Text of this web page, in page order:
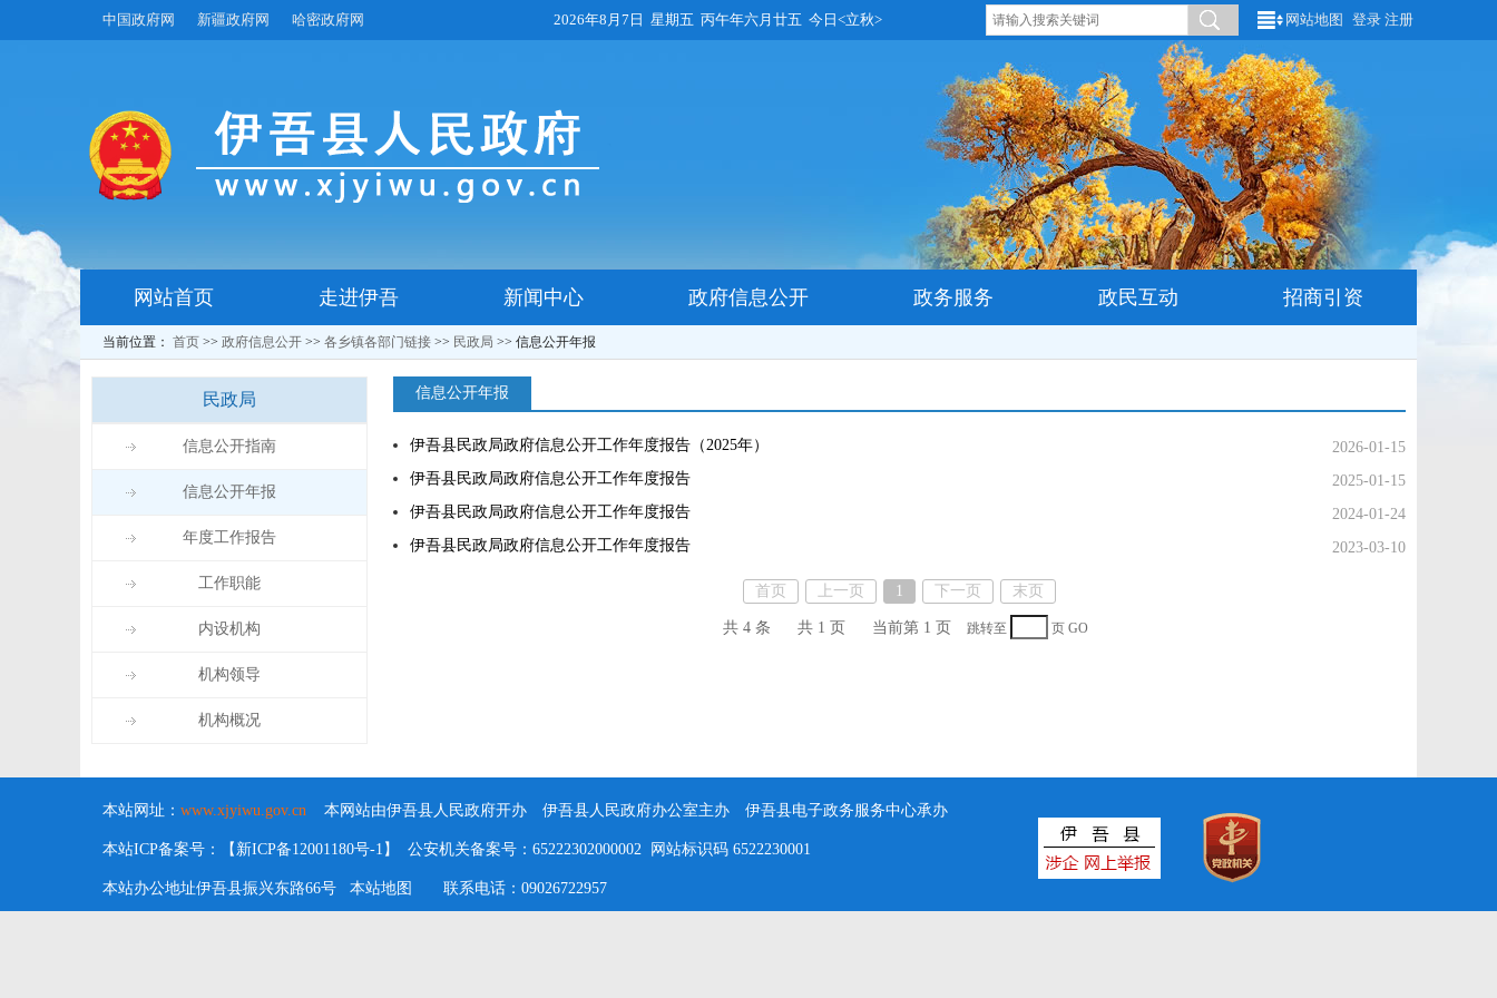
中国政府网 新疆政府网 哈密政府网 2026年8月7日 星期五 丙午年六月廿五 今日<立秋> 网站地图 登录 注册
网站首页 走进伊吾 新闻中心 政府信息公开 政务服务 政民互动 招商引资
当前位置： 首页 >> 政府信息公开 >> 各乡镇各部门链接 >> 民政局 >> 信息公开年报
民政局
信息公开指南
信息公开年报
年度工作报告
工作职能
内设机构
机构领导
机构概况
信息公开年报
伊吾县民政局政府信息公开工作年度报告（2025年）
2026-01-15
伊吾县民政局政府信息公开工作年度报告
2025-01-15
伊吾县民政局政府信息公开工作年度报告
2024-01-24
伊吾县民政局政府信息公开工作年度报告
2023-03-10
首页 上一页 1 下一页 末页
共 4 条 共 1 页 当前第 1 页 跳转至 页 GO
本站网址： www.xjyiwu.gov.cn 本网站由伊吾县人民政府开办 伊吾县人民政府办公室主办 伊吾县电子政务服务中心承办
本站ICP备案号：【新ICP备12001180号-1】 公安机关备案号：65222302000002 网站标识码 6522230001
本站办公地址伊吾县振兴东路66号 本站地图 联系电话：09026722957